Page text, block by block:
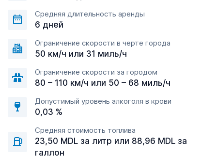
Средняя длительность аренды
6 дней
Ограничение скорости в черте города
50 км/ч или 31 миль/ч
Ограничение скорости за городом
80 – 110 км/ч или 50 – 68 миль/ч
Допустимый уровень алкоголя в крови
0,03 %
Средняя стоимость топлива
23,50 MDL за литр или 88,96 MDL за
галлон